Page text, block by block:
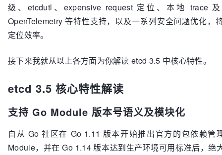
级、etcdutl、expensive request 定位、本地 trace
OpenTelemetry 等特性支持，以及一系列安全问题优化，
定位效率。
接下来我就从以上各方面为你解读 etcd 3.5 中核心特性。
etcd 3.5 核心特性解读
支持 Go Module 版本号语义及模块化
自从 Go 社区在 Go 1.11 版本开始推出官方的包依赖管
Module，并在 Go 1.14 版本达到生产环境可用标准后，绝